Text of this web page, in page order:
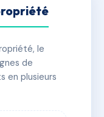
Perreux-sur-
le
de
en plusieurs